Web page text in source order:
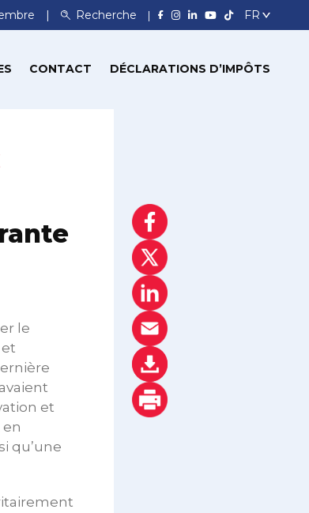
Recherche
CONTACT DÉCLARATIONS D’IMPÔTS
le
et
qu’une